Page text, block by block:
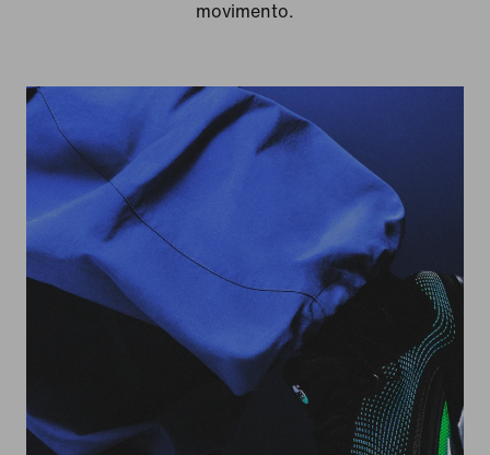
movimento.